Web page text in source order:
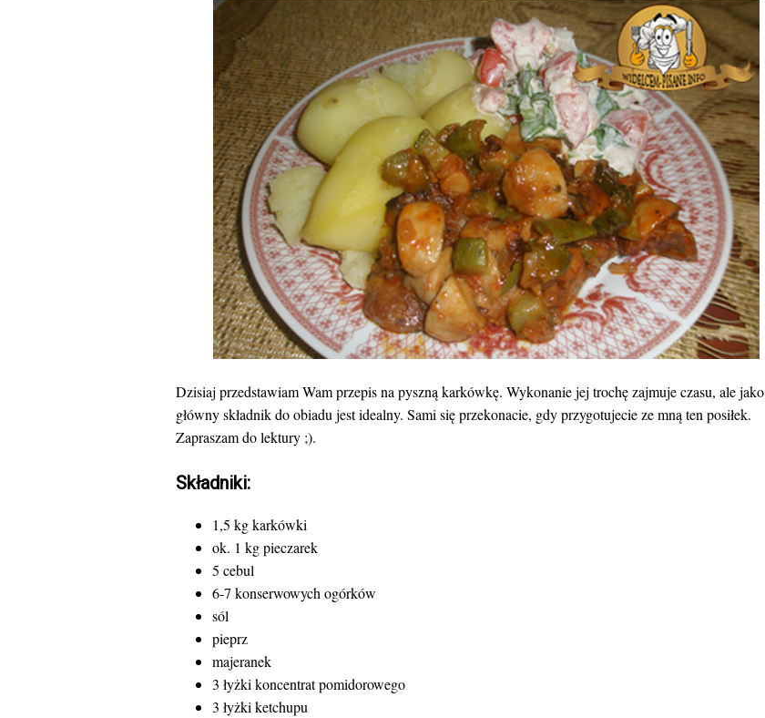
Dzisiaj przedstawiam Wam przepis na pyszną karkówkę. Wykonanie jej trochę zajmuje czasu, ale jako
główny składnik do obiadu jest idealny. Sami się przekonacie, gdy przygotujecie ze mną ten posiłek.
Zapraszam do lektury ;).
Składniki:
1,5 kg karkówki
ok. 1 kg pieczarek
5 cebul
6-7 konserwowych ogórków
sól
pieprz
majeranek
3 łyżki koncentrat pomidorowego
3 łyżki ketchupu